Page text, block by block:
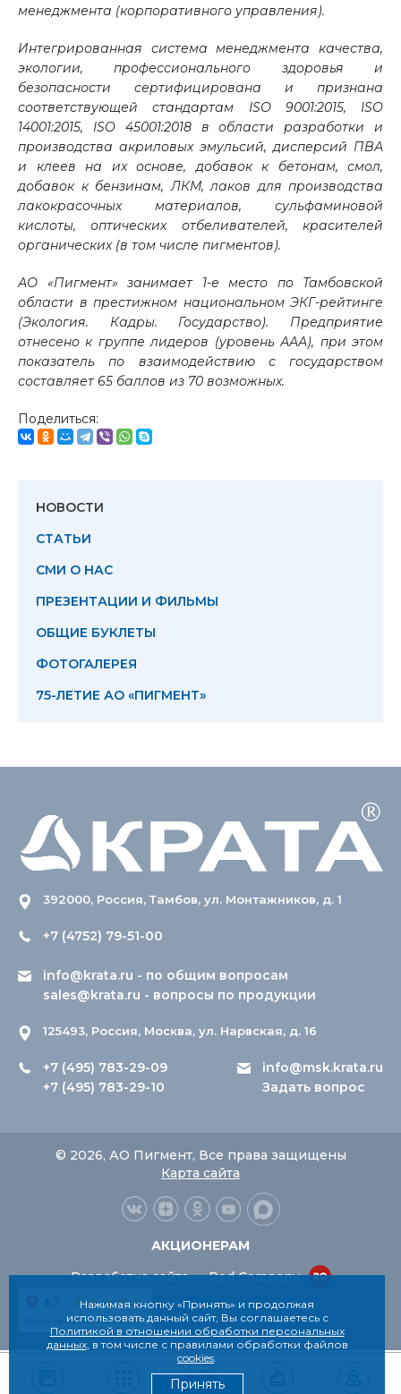
менеджмента (корпоративного управления).
Интегрированная система менеджмента качества,
экологии, профессионального здоровья и
безопасности сертифицирована и признана
соответствующей стандартам ISO 9001:2015, ISO
14001:2015, ISO 45001:2018 в области разработки и
производства акриловых эмульсий, дисперсий ПВА
и клеев на их основе, добавок к бетонам, смол,
добавок к бензинам, ЛКМ, лаков для производства
лакокрасочных материалов, сульфаминовой
кислоты, оптических отбеливателей, красителей
органических (в том числе пигментов).
АО «Пигмент» занимает 1-е место по Тамбовской
области в престижном национальном ЭКГ-рейтинге
(Экология. Кадры. Государство). Предприятие
отнесено к группе лидеров (уровень ААА), при этом
показатель по взаимодействию с государством
составляет 65 баллов из 70 возможных.
Поделиться:
НОВОСТИ
СТАТЬИ
СМИ О НАС
ПРЕЗЕНТАЦИИ И ФИЛЬМЫ
ОБЩИЕ БУКЛЕТЫ
ФОТОГАЛЕРЕЯ
75-ЛЕТИЕ АО «ПИГМЕНТ»
392000, Россия, Тамбов, ул. Монтажников, д. 1
+7 (4752) 79-51-00
info@krata.ru - по общим вопросам
sales@krata.ru - вопросы по продукции
125493, Россия, Москва, ул. Нарвская, д. 16
+7 (495) 783-29-09
+7 (495) 783-29-10
info@msk.krata.ru
Задать вопрос
© 2026, АО Пигмент, Все права защищены
Карта сайта
АКЦИОНЕРАМ
Разработка сайта — Red Company
Нажимая кнопку «Принять» и продолжая
использовать данный сайт, Вы соглашаетесь с
Политикой в отношении обработки персональных
данных, в том числе с правилами обработки файлов
cookies.
Принять